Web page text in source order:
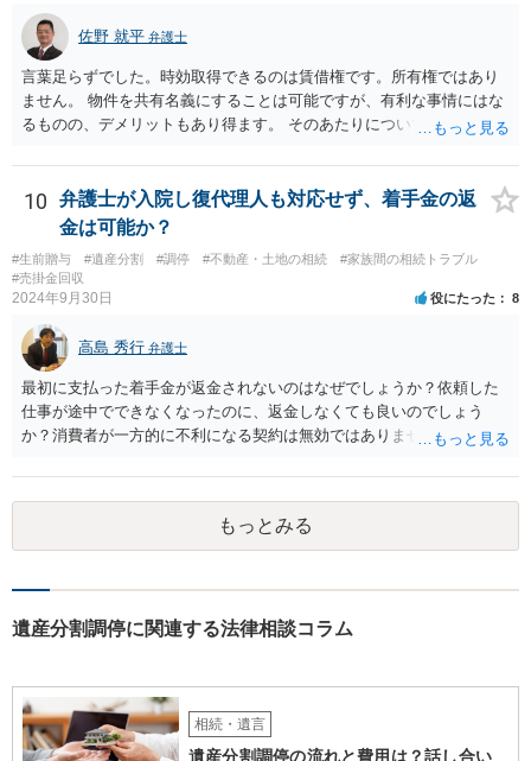
佐野 就平 弁護士
言葉足らずでした。時効取得できるのは賃借権です。所有権ではあり
ません。 物件を共有名義にすることは可能ですが、有利な事情にはな
るものの、デメリットもあり得ます。 そのあたりについては、お近く
10
弁護士が入院し復代理人も対応せず、着手金の返
金は可能か？
#生前贈与 #遺産分割 #調停 #不動産・土地の相続
#家族間の相続トラブル
#売掛金回収
2024年9月30日 役にたった 8
高島 秀行 弁護士
最初に支払った着手金が返金されないのはなぜでしょうか？依頼した
仕事が途中でできなくなったのに、返金しなくても良いのでしょう
か？消費者が一方的に不利になる契約は無効ではありませんか？
務があると思います。 倒れた弁護士が所属する弁護士会に相談さ
れた方がよいと思います。 倒れた弁護士は脳梗塞で倒れたようで
すが、 判断能力があり、復代理を倒れた弁護士の判断で復代理を
選任したのか 即ち、復代理人の選任は有効なのかという問題もあ
もっとみる
遺産分割調停に関連する法律相談コラム
相続・遺言
遺産分割調停の流れと費用は？話し合い